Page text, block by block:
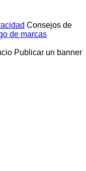
Consejos de
de marcas
Publicar un banner